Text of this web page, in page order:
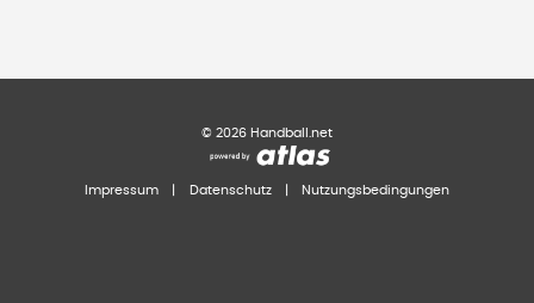
© 2026 Handball.net
Impressum Datenschutz Nutzungsbedingungen